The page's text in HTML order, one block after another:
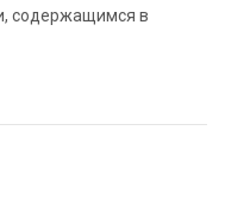
содержащимся в